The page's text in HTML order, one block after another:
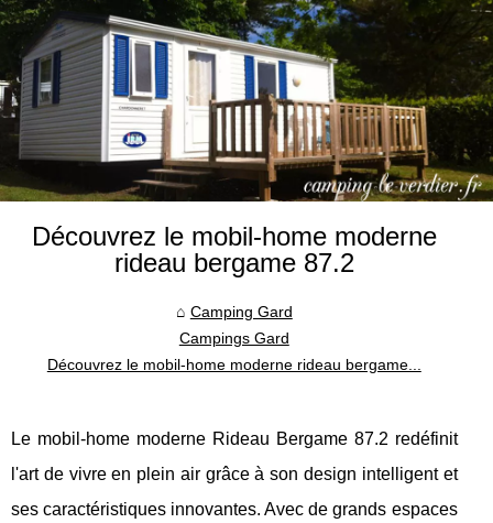
Découvrez le mobil-home moderne
rideau bergame 87.2
Camping Gard
Campings Gard
Découvrez le mobil-home moderne rideau bergame...
Le mobil-home moderne Rideau Bergame 87.2 redéfinit
l'art de vivre en plein air grâce à son design intelligent et
ses caractéristiques innovantes. Avec de grands espaces